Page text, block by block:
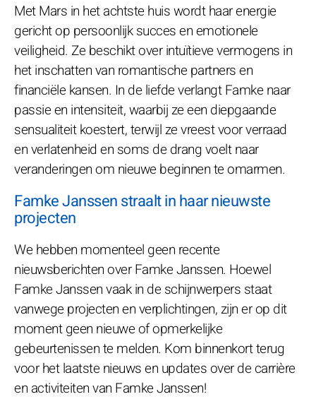
Met Mars in het achtste huis wordt haar energie
gericht op persoonlijk succes en emotionele
veiligheid. Ze beschikt over intuïtieve vermogens in
het inschatten van romantische partners en
financiële kansen. In de liefde verlangt Famke naar
passie en intensiteit, waarbij ze een diepgaande
sensualiteit koestert, terwijl ze vreest voor verraad
en verlatenheid en soms de drang voelt naar
veranderingen om nieuwe beginnen te omarmen.
Famke Janssen straalt in haar nieuwste
projecten
We hebben momenteel geen recente
nieuwsberichten over Famke Janssen. Hoewel
Famke Janssen vaak in de schijnwerpers staat
vanwege projecten en verplichtingen, zijn er op dit
moment geen nieuwe of opmerkelijke
gebeurtenissen te melden. Kom binnenkort terug
voor het laatste nieuws en updates over de carrière
en activiteiten van Famke Janssen!